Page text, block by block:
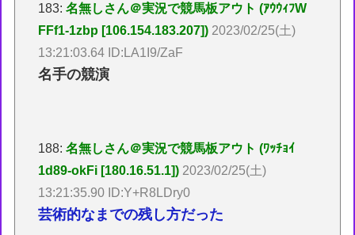
183:名無しさん＠実況で競馬板アウト (ｱｳｳｨﾌW
FFf1-1zbp [106.154.183.207]) 2023/02/25(土)
13:21:03.64 ID:LA1I9/ZaF
名手の競演
188:名無しさん＠実況で競馬板アウト (ﾜｯﾁｮｲ
1d89-okFi [180.16.51.1]) 2023/02/25(土)
13:21:35.90 ID:Y+R8LDry0
芸術的なまでの残し方だった